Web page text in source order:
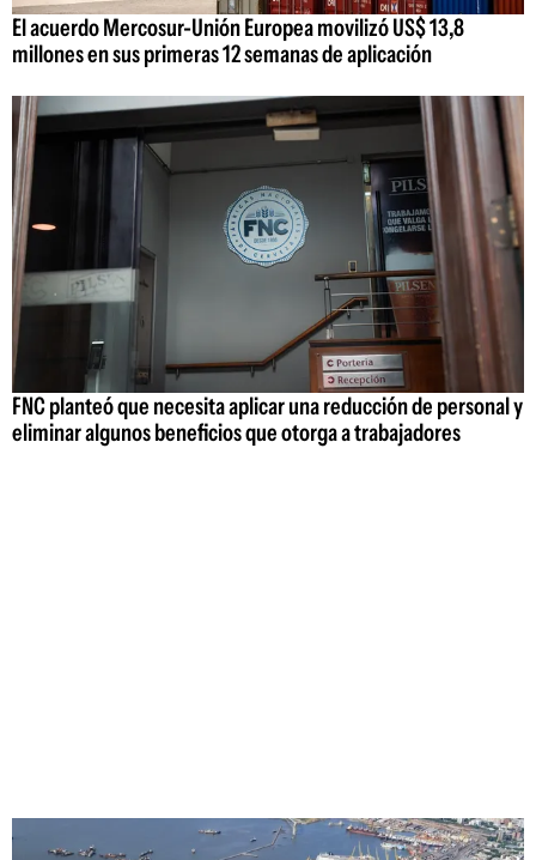
El acuerdo Mercosur-Unión Europea movilizó US$ 13,8
millones en sus primeras 12 semanas de aplicación
FNC planteó que necesita aplicar una reducción de personal y
eliminar algunos beneficios que otorga a trabajadores